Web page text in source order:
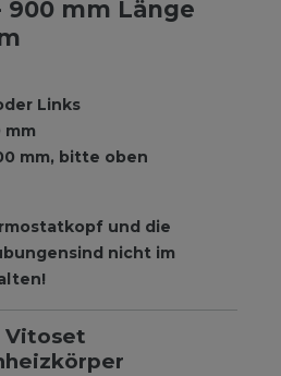
900 mm Länge
Links
mm
mm, bitte oben
und die
sind nicht im
Vitoset